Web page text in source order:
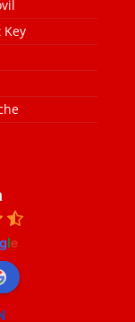
gle